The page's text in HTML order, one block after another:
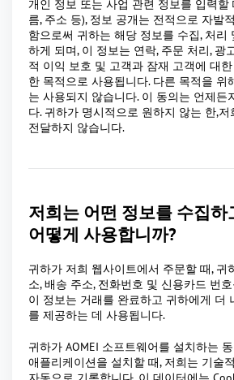
개인 정보 또는 사업 관련 정보를 입력할
름, 주소 등), 정보 공개는 전적으로 자발
함으로써 귀하는 해당 정보를 수집, 처리
하게 되며, 이 정보는 연락, 주문 처리, 광
적 이익 보호 및 고객과 잠재 고객에 대
한 목적으로 사용됩니다. 다른 목적을 위
는 사용되지 않습니다. 이 동의는 언제든
다. 귀하가 명시적으로 원하지 않는 한,
전달하지 않습니다.
저희는 어떤 정보를 수집하
어떻게 사용합니까?
귀하가 저희 웹사이트에서 주문할 때, 귀
소, 배송 주소, 전화번호 및 신용카드 번
이 정보는 거래를 완료하고 귀하에게 더
를 제공하는 데 사용됩니다.
귀하가 AOMEI 소프트웨어를 설치하는
애플리케이션을 설치할 때, 저희는 기술